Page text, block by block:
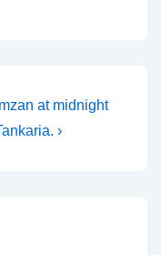
at midnight
›